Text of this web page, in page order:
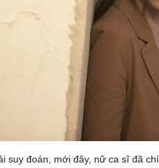
suy đoán, mới đây, nữ ca sĩ đã